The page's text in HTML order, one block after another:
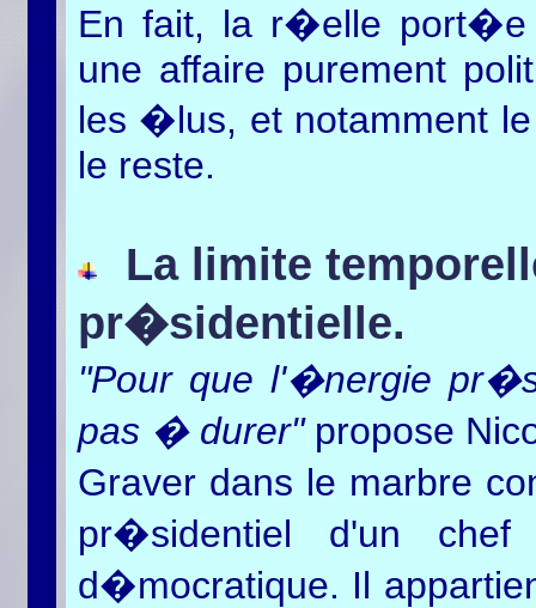
En fait, la r�elle port�e
une affaire purement
les �lus, et notamment
le reste.
La limite
pr�sidentielle.
"Pour que l'�nergie
pas � durer"propose
Graver dans le marbre
pr�sidentiel d'un
d�mocratique. Il